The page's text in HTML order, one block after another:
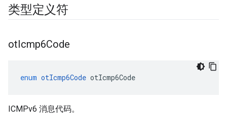
类型定义符
otIcmp6Code
enum otIcmp6Code otIcmp6Code
ICMPv6 消息代码。